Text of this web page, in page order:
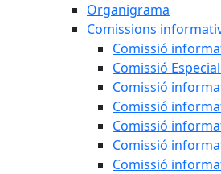
Organigrama
Comissions
Comissió
Comissió
Comissió
Comissió
Comissió
Comissió
Comissió